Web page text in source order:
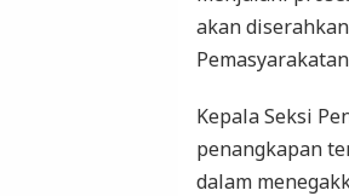
akan
Kepala Seksi
penangkapan
dalam